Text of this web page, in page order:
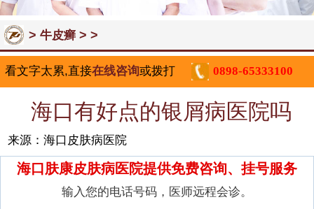
> 牛皮癣> >
看文字太累,直接在线咨询或拨打 0898-65333100
海口有好点的银屑病医院吗
来源：海口皮肤病医院
海口肤康皮肤病医院提供免费咨询、挂号服务
输入您的电话号码，医师远程会诊。